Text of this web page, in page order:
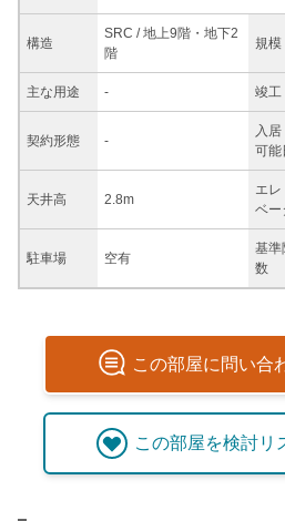
構造
SRC / 地上9階・地下2
階
規模
主な用途 - 竣工
契約形態 -
入居
可能
天井高 2.8m
エレ
ベー
駐車場 空有
基準
数
この部屋に問い合
この部屋を検討リ